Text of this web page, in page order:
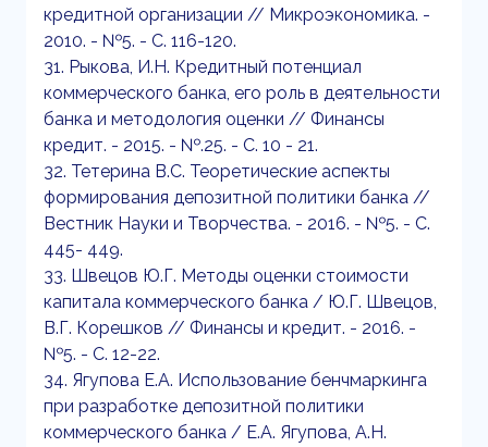
кредитной организации // Микроэкономика. -
2010. - №5. - С. 116-120.
31. Рыкова, И.Н. Кредитный потенциал
коммерческого банка, его роль в деятельности
банка и методология оценки // Финансы
кредит. - 2015. - №.25. - С. 10 - 21.
32. Тетерина В.С. Теоретические аспекты
формирования депозитной политики банка //
Вестник Науки и Творчества. - 2016. - №5. - С.
445- 449.
33. Швецов Ю.Г. Методы оценки стоимости
капитала коммерческого банка / Ю.Г. Швецов,
В.Г. Корешков // Финансы и кредит. - 2016. -
№5. - С. 12-22.
34. Ягупова Е.А. Использование бенчмаркинга
при разработке депозитной политики
коммерческого банка / Е.А. Ягупова, А.Н.